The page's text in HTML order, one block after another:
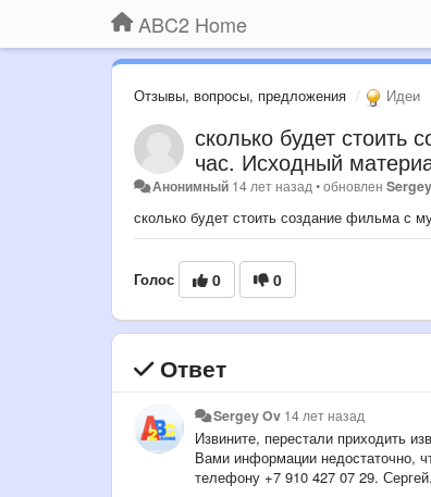
ABC2 Home
Отзывы, вопросы, предложения Идеи
сколько будет стоить
час. Исходный
Анонимный 14 лет назад •обновлен
сколько будет стоить создание фильма с
Голос 0 0
Ответ
Sergey Ov 14 лет назад
Извините, перестали приходить
Вами информации недостаточно,
телефону +7 910 427 07 29. Сергей.